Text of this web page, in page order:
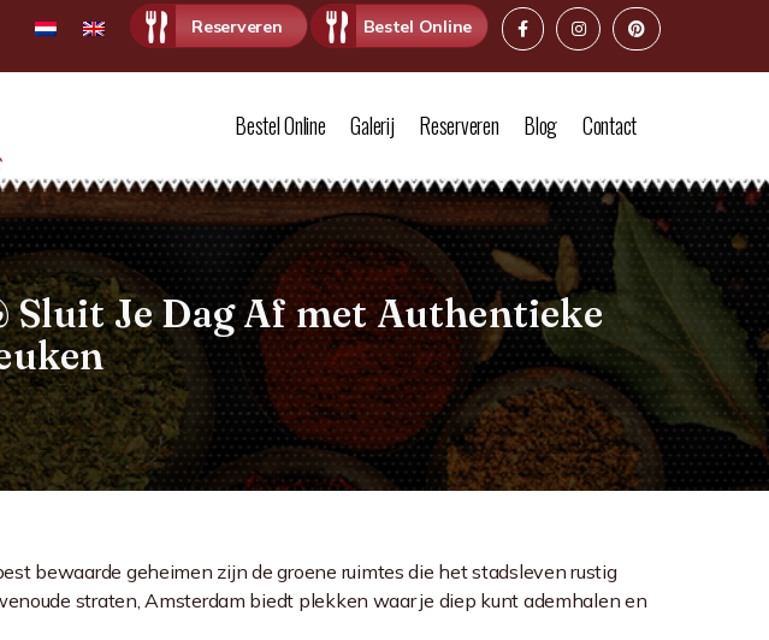
Reserveren Bestel Online
Bestel Online Galerij Reserveren Blog Contact
Je Dag Af met Authentieke
bewaarde geheimen zijn de groene ruimtes die het stadsleven rustig
straten, Amsterdam biedt plekken waar je diep kunt ademhalen en